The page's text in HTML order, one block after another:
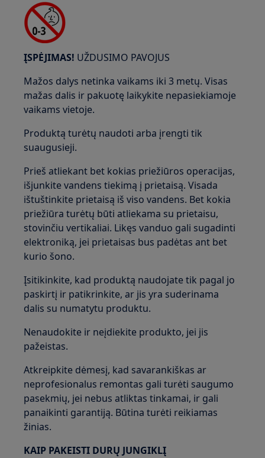
ĮSPĖJIMAS! UŽDUSIMO PAVOJUS
Mažos dalys netinka vaikams iki 3 metų. Visas
mažas dalis ir pakuotę laikykite nepasiekiamoje
vaikams vietoje.
Produktą turėtų naudoti arba įrengti tik
suaugusieji.
Prieš atliekant bet kokias priežiūros operacijas,
išjunkite vandens tiekimą į prietaisą. Visada
ištuštinkite prietaisą iš viso vandens. Bet kokia
priežiūra turėtų būti atliekama su prietaisu,
stovinčiu vertikaliai. Likęs vanduo gali sugadinti
elektroniką, jei prietaisas bus padėtas ant bet
kurio šono.
Įsitikinkite, kad produktą naudojate tik pagal jo
paskirtį ir patikrinkite, ar jis yra suderinama
dalis su numatytu produktu.
Nenaudokite ir neįdiekite produkto, jei jis
pažeistas.
Atkreipkite dėmesį, kad savarankiškas ar
neprofesionalus remontas gali turėti saugumo
pasekmių, jei nebus atliktas tinkamai, ir gali
panaikinti garantiją. Būtina turėti reikiamas
žinias.
KAIP PAKEISTI DURŲ JUNGIKLĮ